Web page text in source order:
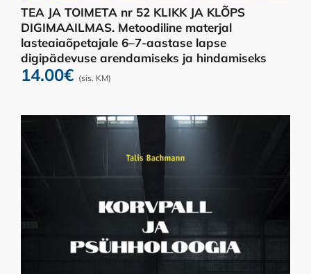
TEA JA TOIMETA nr 52 KLIKK JA KLÕPS
DIGIMAAILMAS. Metoodiline materjal
lasteaiaõpetajale 6–7-aastase lapse
digipädevuse arendamiseks ja hindamiseks
14.00€ (sis. KM)